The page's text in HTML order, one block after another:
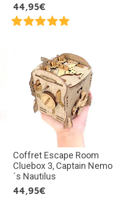
44,95€
Coffret Escape Room
Cluebox 3, Captain Nemo
´s Nautilus
44,95€